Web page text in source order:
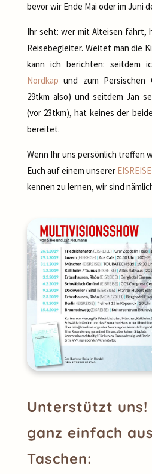
bevor wir Ende Mai oder im Juni
Ihr seht: wer mit Alteisen fährt,
Reisebegleiter. Weitet man die
kann ich berichten: seitdem
Nordkap und zum
29tkm also) und seitdem Jan
(vor 23tkm), hat keines der
bereitet.
Wenn Ihr uns persönlich treffen
Euch auf einem unserer EISREISE
kennen zu lernen, wir sind
Unterstützt uns!
ganz einfach
Taschen: